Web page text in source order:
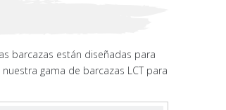
barcazas están diseñadas para
gama de barcazas LCT para